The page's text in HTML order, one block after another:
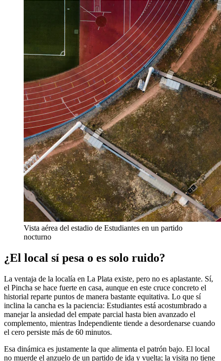
Vista aérea del estadio de Estudiantes en un partido
nocturno
¿El local sí pesa o es solo ruido?
La ventaja de la localía en La Plata existe, pero no es aplastante. Sí,
el Pincha se hace fuerte en casa, aunque en este cruce concreto el
historial reparte puntos de manera bastante equitativa. Lo que sí
inclina la cancha es la paciencia: Estudiantes está acostumbrado a
manejar la ansiedad del empate parcial hasta bien avanzado el
complemento, mientras Independiente tiende a desordenarse cuando
el cero persiste más de 60 minutos.
Esa dinámica es justamente la que alimenta el patrón bajo. El local
no muerde el anzuelo de un partido de ida y vuelta; la visita no tiene